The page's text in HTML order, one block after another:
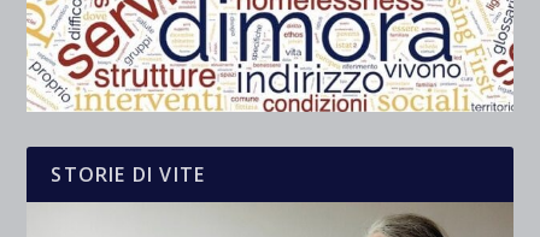
STORIE DI VITE